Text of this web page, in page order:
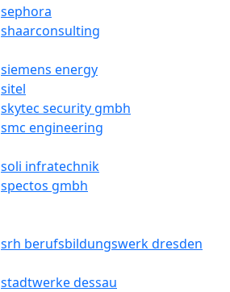
sephora
shaarconsulting
siemens energy
sitel
skytec security gmbh
smc engineering
soli infratechnik
spectos gmbh
srh berufsbildungswerk dresden
stadtwerke dessau